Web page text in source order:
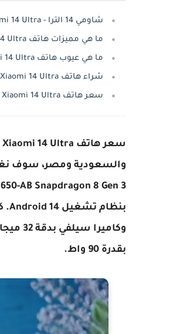
شاومي 14 الترا - Xiaomi 14 Ultra
ما هي مميزات هاتف Xiaomi 14 Ultra ؟
ما هي عيوب هاتف Xiaomi 14 Ultra ؟
شراء هاتف Xiaomi 14 Ultra من الانترنت ؟
سعر هاتف Xiaomi 14 Ultra في الجزائر
بقدرة 90 واط.